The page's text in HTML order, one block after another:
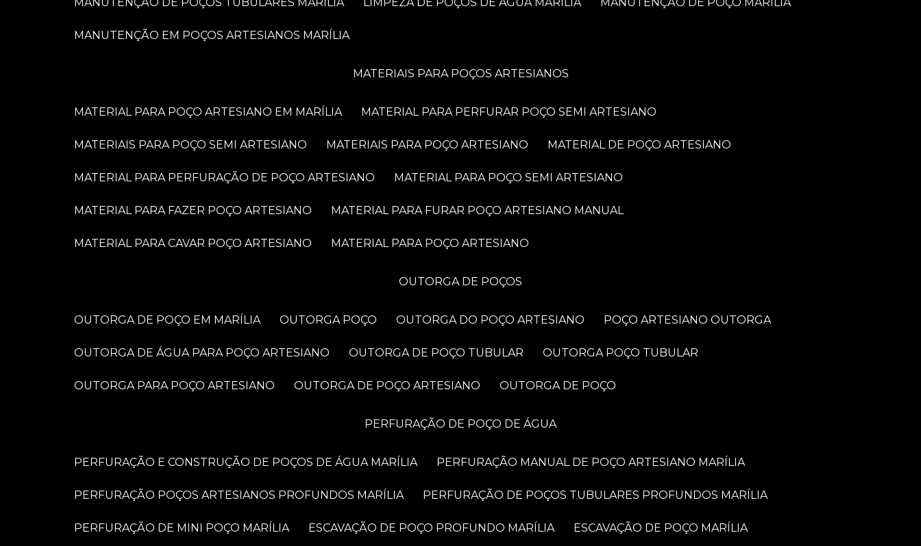
MANUTENÇÃO EM POÇOS ARTESIANOS MARÍLIA
MATERIAIS PARA POÇOS ARTESIANOS
MATERIAL PARA POÇO ARTESIANO EM MARÍLIA MATERIAL PARA PERFURAR POÇO SEMI ARTESIANO
MATERIAIS PARA POÇO SEMI ARTESIANO MATERIAIS PARA POÇO ARTESIANO MATERIAL DE POÇO ARTESIANO
MATERIAL PARA PERFURAÇÃO DE POÇO ARTESIANO MATERIAL PARA POÇO SEMI ARTESIANO
MATERIAL PARA FAZER POÇO ARTESIANO MATERIAL PARA FURAR POÇO ARTESIANO MANUAL
MATERIAL PARA CAVAR POÇO ARTESIANO MATERIAL PARA POÇO ARTESIANO
OUTORGA DE POÇOS
OUTORGA DE POÇO EM MARÍLIA OUTORGA POÇO OUTORGA DO POÇO ARTESIANO POÇO ARTESIANO OUTORGA
OUTORGA DE ÁGUA PARA POÇO ARTESIANO OUTORGA DE POÇO TUBULAR OUTORGA POÇO TUBULAR
OUTORGA PARA POÇO ARTESIANO OUTORGA DE POÇO ARTESIANO OUTORGA DE POÇO
PERFURAÇÃO DE POÇO DE ÁGUA
PERFURAÇÃO E CONSTRUÇÃO DE POÇOS DE ÁGUA MARÍLIA PERFURAÇÃO MANUAL DE POÇO ARTESIANO MARÍLIA
PERFURAÇÃO POÇOS ARTESIANOS PROFUNDOS MARÍLIA PERFURAÇÃO DE POÇOS TUBULARES PROFUNDOS MARÍLIA
PERFURAÇÃO DE MINI POÇO MARÍLIA ESCAVAÇÃO DE POÇO PROFUNDO MARÍLIA ESCAVAÇÃO DE POÇO MARÍLIA